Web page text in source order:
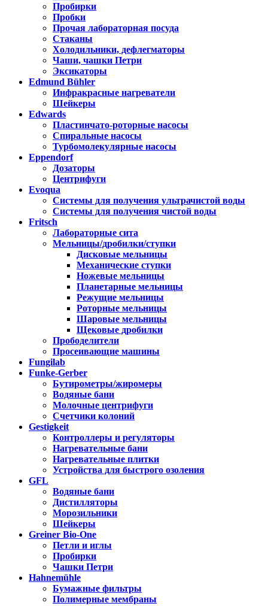
Пробирки
Пробки
Прочая лабораторная посуда
Стаканы
Холодильники, дефлегматоры
Чаши, чашки Петри
Эксикаторы
Edmund Bühler
Инфракрасные нагреватели
Шейкеры
Edwards
Пластинчато-роторные насосы
Спиральные насосы
Турбомолекулярные насосы
Eppendorf
Дозаторы
Центрифуги
Evoqua
Системы для получения ультрачистой воды
Системы для получения чистой воды
Fritsch
Лабораторные сита
Мельницы/дробилки/ступки
Дисковые мельницы
Механические ступки
Ножевые мельницы
Планетарные мельницы
Режущие мельницы
Роторные мельницы
Шаровые мельницы
Щековые дробилки
Прободелители
Просеивающие машины
Fungilab
Funke-Gerber
Бутирометры/жиромеры
Водяные бани
Молочные центрифуги
Счетчики колоний
Gestigkeit
Контроллеры и регуляторы
Нагревательные бани
Нагревательные плитки
Устройства для быстрого озоления
GFL
Водяные бани
Дистилляторы
Морозильники
Шейкеры
Greiner Bio-One
Петли и иглы
Пробирки
Чашки Петри
Hahnemühle
Бумажные фильтры
Полимерные мембраны